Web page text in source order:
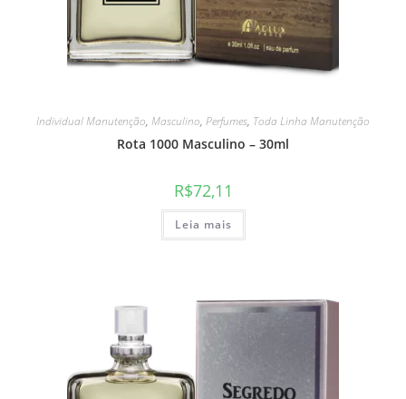
Individual Manutenção, Masculino, Perfumes, Toda Linha Manutenção
Rota 1000 Masculino – 30ml
R$72,11
Leia mais